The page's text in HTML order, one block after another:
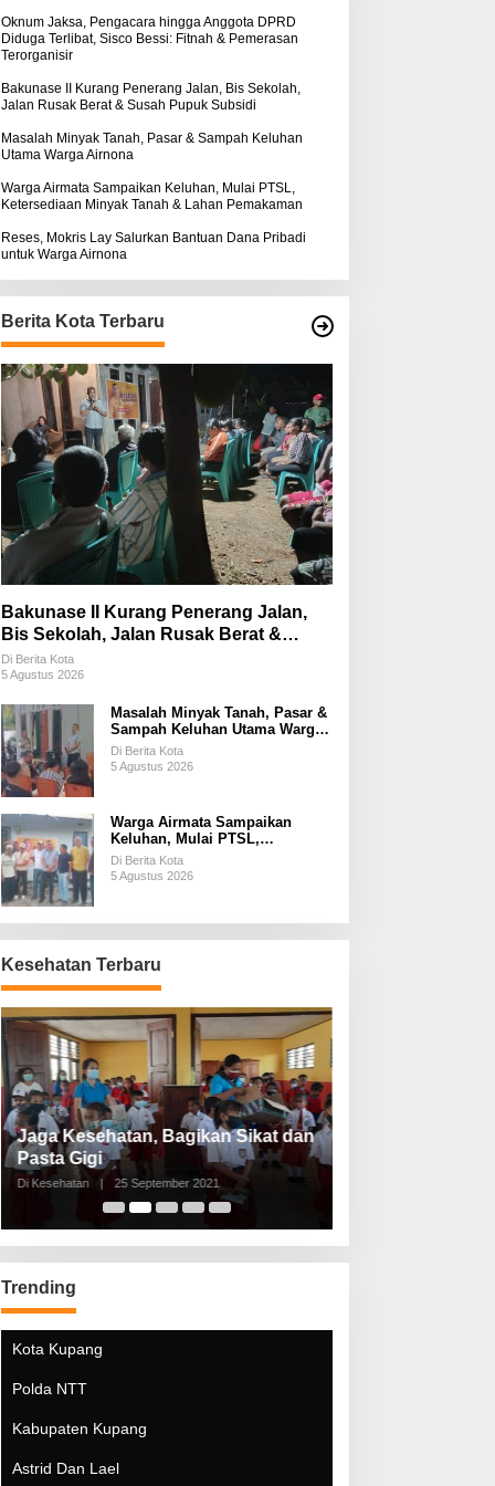
Warga Airnona
Hukum Kasus Sebastian
Bokol Sarat Rekayasa
:Oknum Jaksa, Pengacara hingga Anggota DPRD
Diduga Terlibat, Sisco Bessi: Fitnah & Pemerasan
Terorganisir
Bakunase II Kurang Penerang Jalan, Bis Sekolah,
Jalan Rusak Berat & Susah Pupuk Subsidi
Masalah Minyak Tanah, Pasar & Sampah Keluhan
Utama Warga Airnona
Warga Airmata Sampaikan Keluhan, Mulai PTSL,
Ketersediaan Minyak Tanah & Lahan Pemakaman
Reses, Mokris Lay Salurkan Bantuan Dana Pribadi
untuk Warga Airnona
Berita Kota Terbaru
Bakunase II Kurang Penerang Jalan,
Bis Sekolah, Jalan Rusak Berat &
Susah Pupuk Subsidi
Di Berita Kota
5 Agustus 2026
Masalah Minyak Tanah, Pasar &
Sampah Keluhan Utama Warga
Airnona
Di Berita Kota
5 Agustus 2026
Warga Airmata Sampaikan
Keluhan, Mulai PTSL,
Ketersediaan Minyak Tanah &
Lahan Pemakaman
Di Berita Kota
5 Agustus 2026
Kesehatan Terbaru
Jaga Kesehatan, Bagikan Sikat dan
Pasta Gigi
Di Kesehatan | 25 September 2021
Trending
Kota Kupang
Polda NTT
Kabupaten Kupang
Astrid Dan Lael